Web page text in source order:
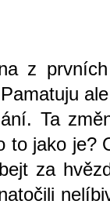
z
Ta
to jako je?
za